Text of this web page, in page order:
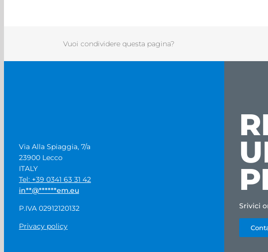
Vuoi condividere questa pagina?
Via Alla Spiaggia, 7/a
23900 Lecco
ITALY
Tel: +39 0341 63 31 42
in**@******em.eu
P.IVA 02912120132
Privacy policy
Srivici